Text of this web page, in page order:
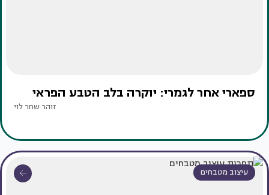
ספארי אחר לגמרי: יוקרה בלב הטבע הפראי
זוהר שחר לוי
עיצוב מטבחים